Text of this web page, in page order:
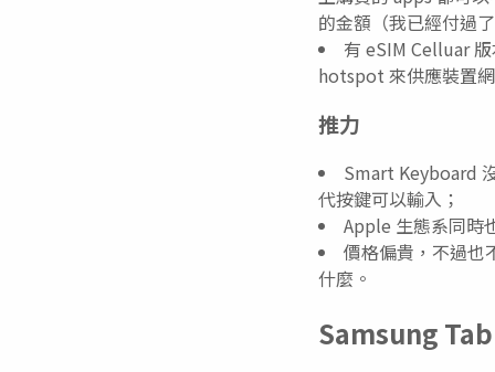
的金額（我已經付過
有 eSIM Celluar
hotspot 來供應裝置
推力
Smart Keyboard
代按鍵可以輸入；
Apple 生態系同時
價格偏貴，不過也
什麼。
Samsung